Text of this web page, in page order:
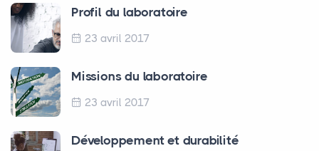
Profil du laboratoire
23 avril 2017
Missions du laboratoire
23 avril 2017
Développement et durabilité